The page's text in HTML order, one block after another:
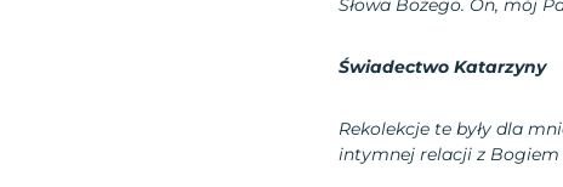
Słowa Bożego. On, mój
Świadectwo Katarzyny
Rekolekcje te były dla
intymnej relacji z Bogiem